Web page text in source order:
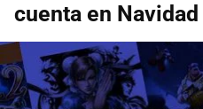
cuenta en